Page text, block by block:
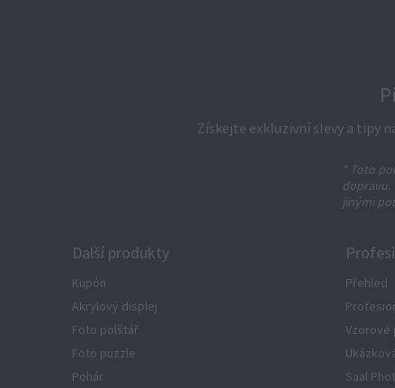
Získejte exkluzivní slevy a tipy
* Toto
dopravu.
jinými
Další produkty
Kupón
Akrylový displej
Foto polštář
Foto puzzle
Pohár
Přehled
Vzorové
Saal